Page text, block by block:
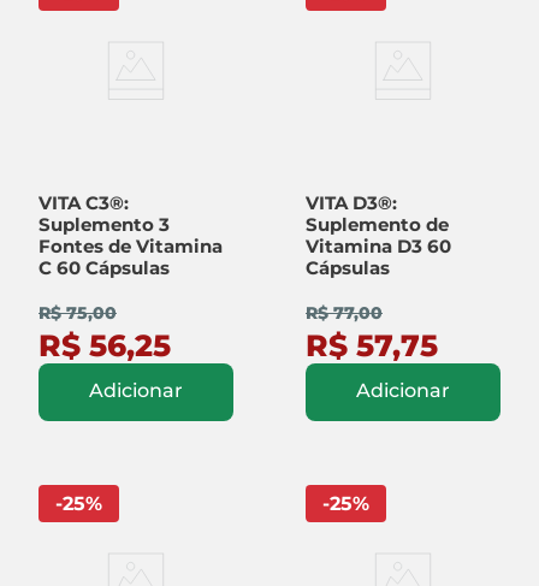
VITA C3®:
Suplemento 3
Fontes de Vitamina
C 60 Cápsulas
R$ 75,00
R$ 56,25
Adicionar
VITA D3®:
Suplemento de
Vitamina D3 60
Cápsulas
R$ 77,00
R$ 57,75
Adicionar
-25% -25%